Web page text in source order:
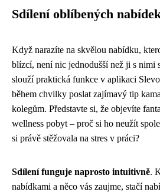
Sdílení oblíbených
Když narazíte na skvělou nabídku,
blízcí, není nic jednodušší než ji s nimi
slouží praktická funkce v aplikaci
během chvilky poslat zajímavý tip
kolegům. Představte si, že objevíte
wellness pobyt – proč si ho neužít
si právě stěžovala na stres v práci?
Sdílení funguje naprosto intuitivně.
nabídkami a něco vás zaujme, stačí